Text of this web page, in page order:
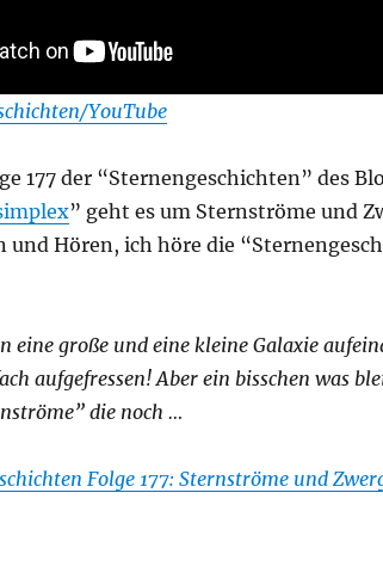
YouTube
177 der “Sternengeschichten” des
” geht es um Sternströme und
und Hören, ich höre die
eine große und eine kleine Galaxie
aufgefressen! Aber ein bisschen was
die noch …
Folge 177: Sternströme und